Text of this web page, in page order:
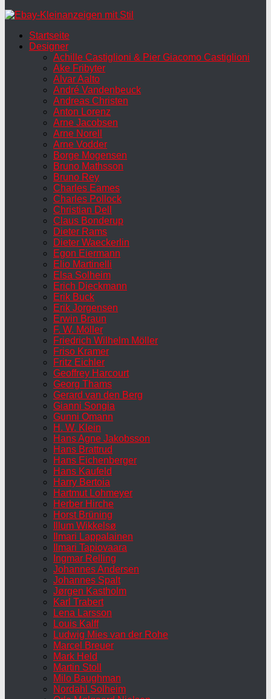
Startseite
Designer
Achille Castiglioni & Pier Giacomo Castiglioni
Ake Fribyter
Alvar Aalto
André Vandenbeuck
Andreas Christen
Anton Lorenz
Arne Jacobsen
Arne Norell
Arne Vodder
Borge Mogensen
Bruno Mathsson
Bruno Rey
Charles Eames
Charles Pollock
Christian Dell
Claus Bonderup
Dieter Rams
Dieter Waeckerlin
Egon Eiermann
Elio Martinelli
Elsa Solheim
Erich Dieckmann
Erik Buck
Erik Jorgensen
Erwin Braun
F. W. Möller
Friedrich Wilhelm Möller
Friso Kramer
Fritz Eichler
Geoffrey Harcourt
Georg Thams
Gerard van den Berg
Gianni Songia
Gunni Omann
H. W. Klein
Hans Agne Jakobsson
Hans Brattrud
Hans Eichenberger
Hans Kaufeld
Harry Bertoia
Hartmut Lohmeyer
Herber Hirche
Horst Brüning
Illum Wikkelsø
Ilmari Lappalainen
Ilmari Tapiovaara
Ingmar Relling
Johannes Andersen
Johannes Spalt
Jørgen Kastholm
Karl Trabert
Lena Larsson
Louis Kalff
Ludwig Mies van der Rohe
Marcel Breuer
Mark Held
Martin Stoll
Milo Baughman
Nordahl Solheim